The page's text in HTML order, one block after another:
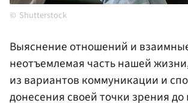
Shutterstock
Выяснение отношений и
неотъемлемая часть нашей
из вариантов коммуникации и
донесения своей точки зрения